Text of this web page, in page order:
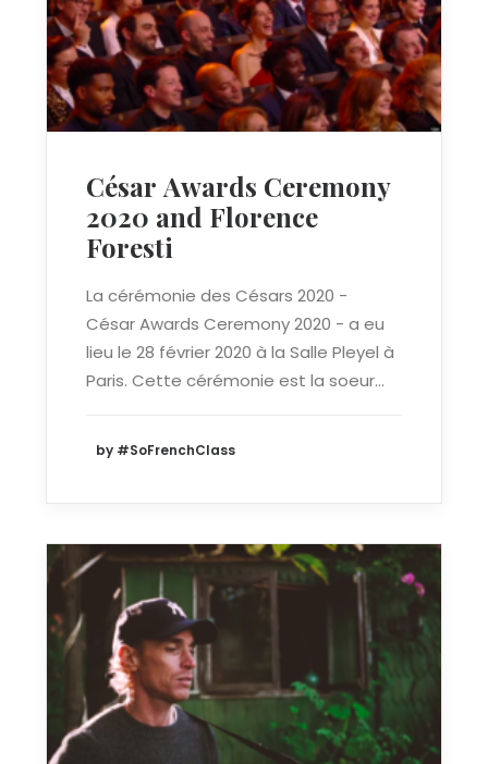
César Awards Ceremony
2020 and Florence
Foresti
La cérémonie des Césars 2020 -
César Awards Ceremony 2020 - a eu
lieu le 28 février 2020 à la Salle Pleyel à
Paris. Cette cérémonie est la soeur…
by #SoFrenchClass